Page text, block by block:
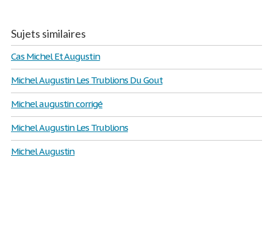
Sujets similaires
Cas Michel Et Augustin
Michel Augustin Les Trublions Du Gout
Michel augustin corrigé
Michel Augustin Les Trublions
Michel Augustin